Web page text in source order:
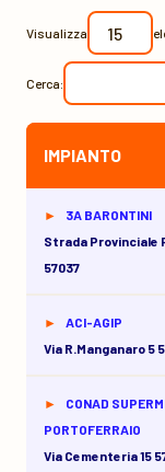
Visualizza
Cerca:
IMPIANTO
3A BARONTINI
Strada Provinciale
57037
ACI-AGIP
Via R.manganaro 5
CONAD
PORTOFERRAIO
Via Cementeria 15